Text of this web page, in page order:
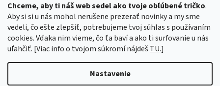
Chceme, aby ti náš web sedel ako tvoje obľúbené tričko.
Aby si si u nás mohol nerušene prezerať novinky a my sme
vedeli, čo ešte zlepšiť, potrebujeme tvoj súhlas s používaním
cookies. Vďaka nim vieme, čo ťa baví a ako ti surfovanie u nás
uľahčiť. [Viac info o tvojom súkromí nájdeš TU.]
Nastavenie
+421 907947783
Vytvoril Shoptet